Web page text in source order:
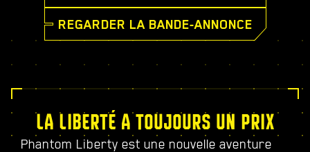
REGARDER LA BANDE-ANNONCE
LA LIBERTÉ A TOUJOURS UN PRIX
Phantom Liberty est une nouvelle aventure